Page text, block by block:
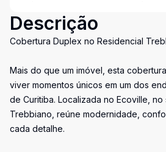
Descrição
Cobertura Duplex no Residencial
Mais do que um imóvel, esta
viver momentos únicos em um dos
de Curitiba. Localizada no Ecoville,
Trebbiano, reúne modernidade,
cada detalhe.